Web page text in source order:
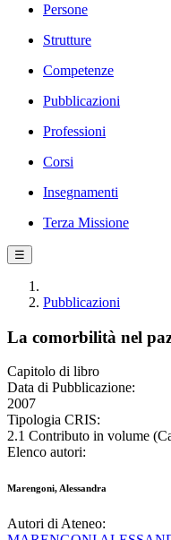
Persone
Strutture
Competenze
Pubblicazioni
Professioni
Corsi
Insegnamenti
Terza Missione
☰
Pubblicazioni
La comorbilità nel
Capitolo di libro
Data di Pubblicazione:
2007
Tipologia CRIS:
2.1 Contributo in volume
Elenco autori:
Marengoni, Alessandra
Autori di Ateneo: